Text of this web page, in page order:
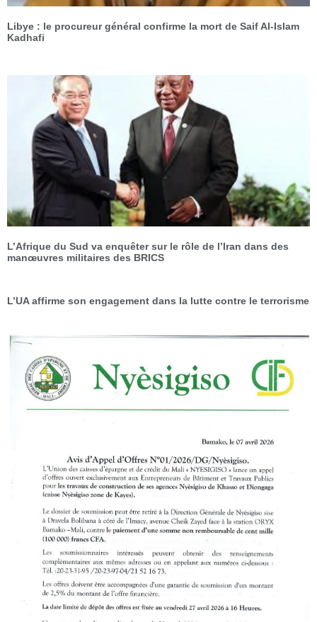
Libye : le procureur général confirme la mort de Saif Al-Islam
Kadhafi
L’Afrique du Sud va enquêter sur le rôle de l’Iran dans des
manœuvres militaires des BRICS
L’UA affirme son engagement dans la lutte contre le terrorisme